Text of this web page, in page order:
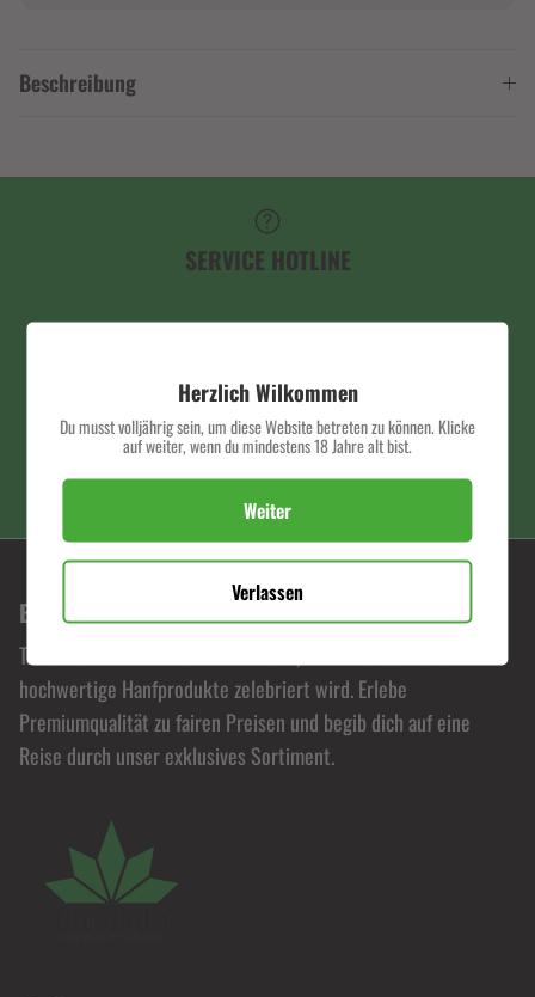
Beschreibung
SERVICE HOTLINE
SCHNELLER VERSAND
PREMIUM QUALITÄT
BONORUM PREMIUM HEMP SHOP
Tauche ein in die Welt von Bonorum, wo Leidenschaft für
hochwertige Hanfprodukte zelebriert wird. Erlebe
Premiumqualität zu fairen Preisen und begib dich auf eine
Reise durch unser exklusives Sortiment.
Herzlich Wilkommen
Du musst volljährig sein, um diese Website betreten zu können. Klicke
auf weiter, wenn du mindestens 18 Jahre alt bist.
Weiter
Verlassen